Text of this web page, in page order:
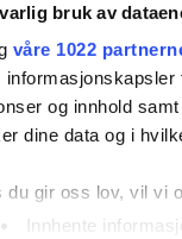
bruk av
våre 1022
informasjonskapsler
og innhold
dine data og i
du gir oss lov, vil vi
Innhente